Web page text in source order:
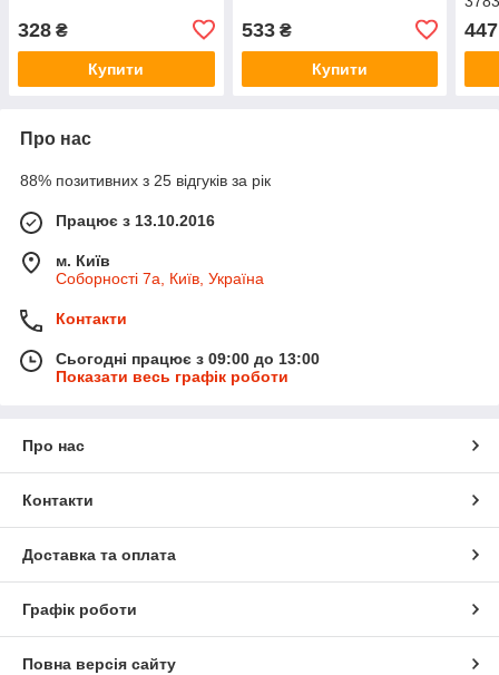
328 ₴
Купити
533₴
Купити
447
Про нас
88% позитивних з 25 відгуків за рік
Працює з 13.10.2016
м. Київ
Соборності 7а, Київ, Україна
Контакти
Сьогодні працює з 09:00 до 13:00
Показати весь графік роботи
Про нас
Контакти
Доставка та оплата
Графік роботи
Повна версія сайту